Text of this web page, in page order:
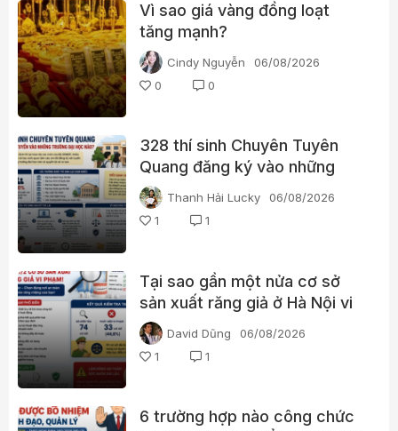
Vì sao giá vàng đồng loạt
tăng mạnh?
Cindy Nguyễn
06/08/2026
0
0
328 thí sinh Chuyên Tuyên
Quang đăng ký vào những
trường đại học nào?
Thanh Hải Lucky
06/08/2026
1
1
Tại sao gần một nửa cơ sở
sản xuất răng giả ở Hà Nội vi
phạm hoạt động?
David Dũng
06/08/2026
1
1
6 trường hợp nào công chức